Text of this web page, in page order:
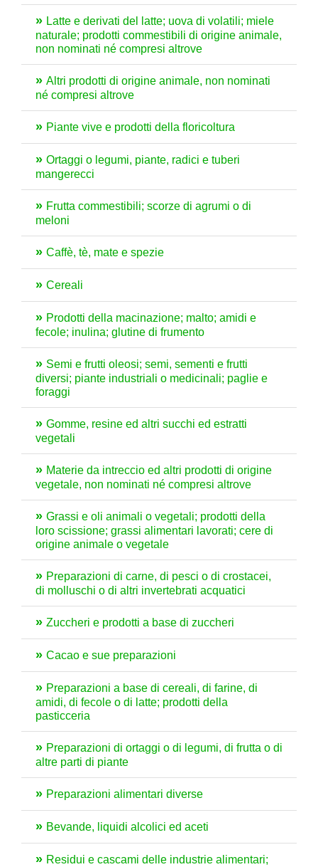
Latte e derivati del latte; uova di volatili; miele
naturale; prodotti commestibili di origine animale,
non nominati né compresi altrove
Altri prodotti di origine animale, non nominati
né compresi altrove
Piante vive e prodotti della floricoltura
Ortaggi o legumi, piante, radici e tuberi
mangerecci
Frutta commestibili; scorze di agrumi o di
meloni
Caffè, tè, mate e spezie
Cereali
Prodotti della macinazione; malto; amidi e
fecole; inulina; glutine di frumento
Semi e frutti oleosi; semi, sementi e frutti
diversi; piante industriali o medicinali; paglie e
foraggi
Gomme, resine ed altri succhi ed estratti
vegetali
Materie da intreccio ed altri prodotti di origine
vegetale, non nominati né compresi altrove
Grassi e oli animali o vegetali; prodotti della
loro scissione; grassi alimentari lavorati; cere di
origine animale o vegetale
Preparazioni di carne, di pesci o di crostacei,
di molluschi o di altri invertebrati acquatici
Zuccheri e prodotti a base di zuccheri
Cacao e sue preparazioni
Preparazioni a base di cereali, di farine, di
amidi, di fecole o di latte; prodotti della
pasticceria
Preparazioni di ortaggi o di legumi, di frutta o di
altre parti di piante
Preparazioni alimentari diverse
Bevande, liquidi alcolici ed aceti
Residui e cascami delle industrie alimentari;